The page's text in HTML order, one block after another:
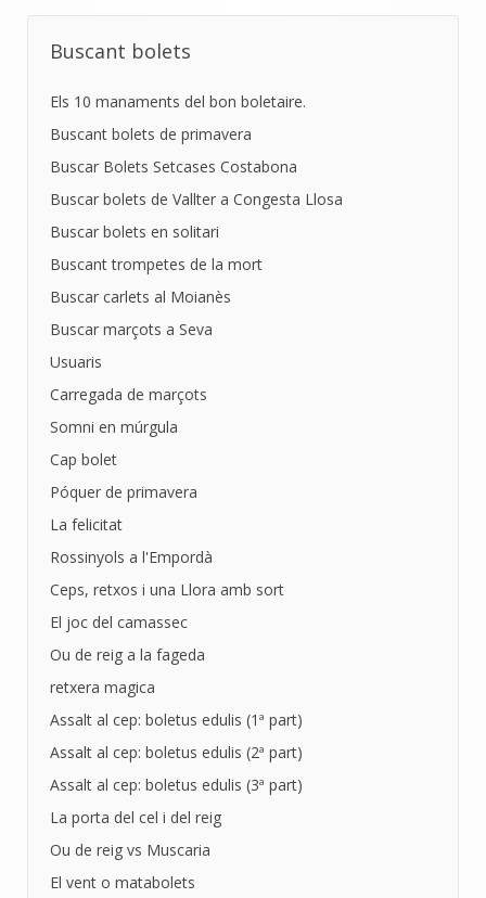
Buscant bolets
Els 10 manaments del bon boletaire.
Buscant bolets de primavera
Buscar Bolets Setcases Costabona
Buscar bolets de Vallter a Congesta Llosa
Buscar bolets en solitari
Buscant trompetes de la mort
Buscar carlets al Moianès
Buscar marçots a Seva
Usuaris
Carregada de marçots
Somni en múrgula
Cap bolet
Póquer de primavera
La felicitat
Rossinyols a l'Empordà
Ceps, retxos i una Llora amb sort
El joc del camassec
Ou de reig a la fageda
retxera magica
Assalt al cep: boletus edulis (1ª part)
Assalt al cep: boletus edulis (2ª part)
Assalt al cep: boletus edulis (3ª part)
La porta del cel i del reig
Ou de reig vs Muscaria
El vent o matabolets